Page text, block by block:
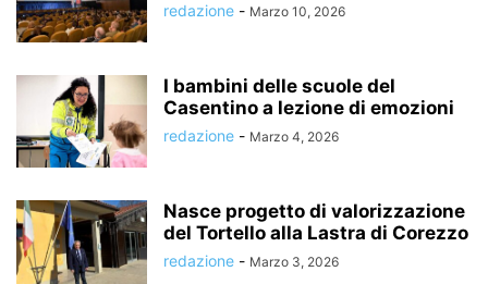
redazione - Marzo 10, 2026
I bambini delle scuole del
Casentino a lezione di emozioni
redazione - Marzo 4, 2026
Nasce progetto di valorizzazione
del Tortello alla Lastra di Corezzo
redazione - Marzo 3, 2026